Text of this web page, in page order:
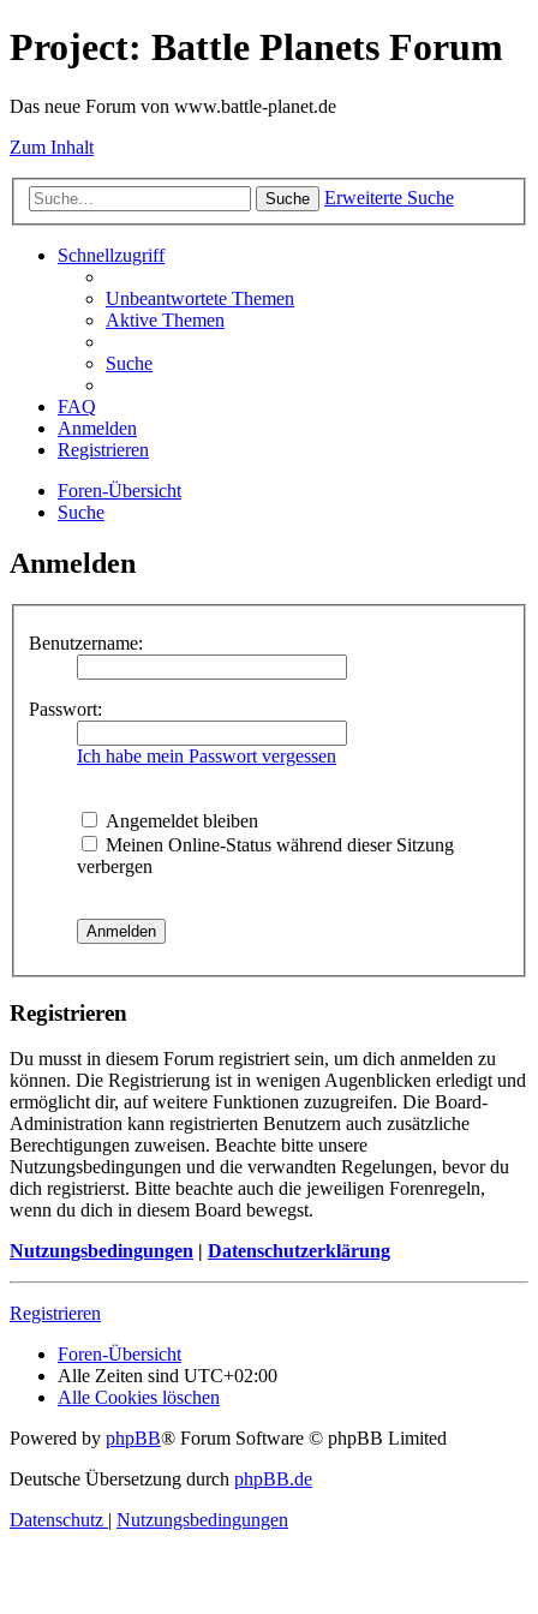
Project: Battle Planets Forum
Das neue Forum von www.battle-planet.de
Zum Inhalt
Suche Erweiterte Suche
Schnellzugriff
Unbeantwortete Themen
Aktive Themen
Suche
FAQ
Anmelden
Registrieren
Foren-Übersicht
Suche
Anmelden
Benutzername:
Passwort:
Ich habe mein Passwort vergessen
Angemeldet bleiben
Meinen Online-Status während dieser Sitzung
verbergen
Registrieren
Du musst in diesem Forum registriert sein, um dich anmelden zu
können. Die Registrierung ist in wenigen Augenblicken erledigt und
ermöglicht dir, auf weitere Funktionen zuzugreifen. Die Board-
Administration kann registrierten Benutzern auch zusätzliche
Berechtigungen zuweisen. Beachte bitte unsere
Nutzungsbedingungen und die verwandten Regelungen, bevor du
dich registrierst. Bitte beachte auch die jeweiligen Forenregeln,
wenn du dich in diesem Board bewegst.
Nutzungsbedingungen | Datenschutzerklärung
Registrieren
Foren-Übersicht
Alle Zeiten sind UTC+02:00
Alle Cookies löschen
Powered by phpBB® Forum Software © phpBB Limited
Deutsche Übersetzung durch phpBB.de
Datenschutz | Nutzungsbedingungen